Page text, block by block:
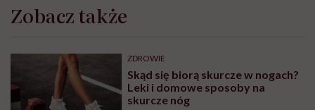
Zobacz także
ZDROWIE
Skąd się biorą skurcze w nogach?
Leki i domowe sposoby na
skurcze nóg